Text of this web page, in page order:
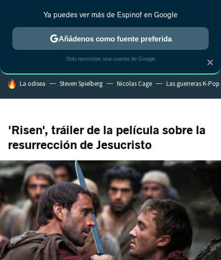
MENÚ NUEVO
ESTRENOS REALITY ANIME RANKINGS CINE
HOY SE HABLA DE
La odisea Steven Spielberg Nicolas Cage Las guerreras K-Pop
'Risen', tráiler de la película sobre la
resurrección de Jesucristo
×
Ya puedes ver más de Espinof en Google
Añádenos como fuente preferida
Solo necesitas una cuenta de Google